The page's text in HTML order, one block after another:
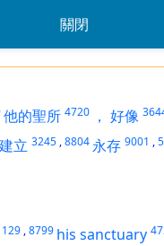
關閉
他的聖所 4720 ， 好像
立 3245 ,8804 永存 9001 ,
,8799 his sanctuary